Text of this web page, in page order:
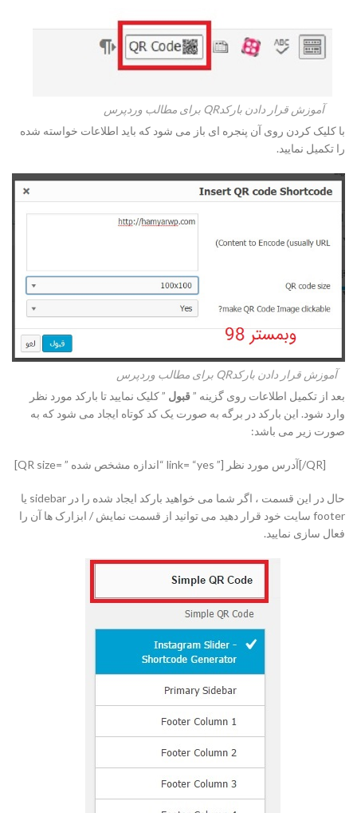
آموزش قرار دادن بارکدQR برای مطالب وردپرس
با کلیک کردن روی آن پنجره ای باز می شود که باید اطلاعات خواسته شده
را تکمیل نمایید.
آموزش قرار دادن بارکدQR برای مطالب وردپرس
بعد از تکمیل اطلاعات روی گزینه ”قبول ” کلیک نمایید تا بارکد مورد نظر
وارد شود. این بارکد در برگه به صورت یک کد کوتاه ایجاد می شود که به
صورت زیر می باشد:
[QR/]آدرس مورد نظر [” link= “yes “اندازه مشخص شده ” =QR size]
حال در این قسمت ، اگر شما می خواهید بارکد ایجاد شده را در sidebar یا
footer سایت خود قرار دهید می توانید از قسمت نمایش / ابزارک ها آن را
فعال سازی نمایید.